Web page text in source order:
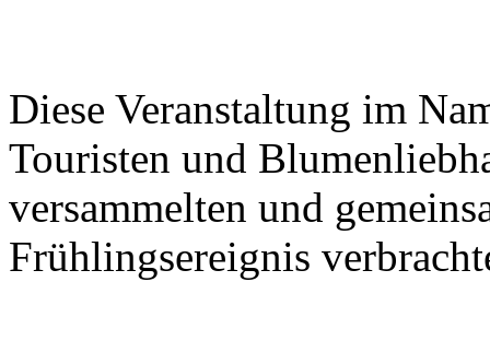
Diese Veranstaltung im
Touristen und
versammelten und
Frühlingsereignis